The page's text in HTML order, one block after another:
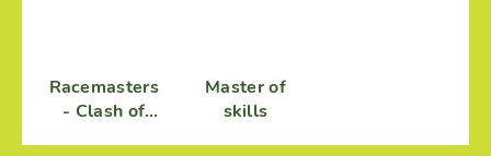
Racemasters
- Сlash of
Master of
skills